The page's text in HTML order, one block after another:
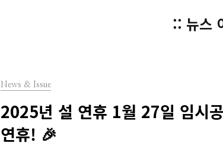
:: 뉴스
News & Issue
2025년 설 연휴 1월 27일 임시
연휴! 🎉